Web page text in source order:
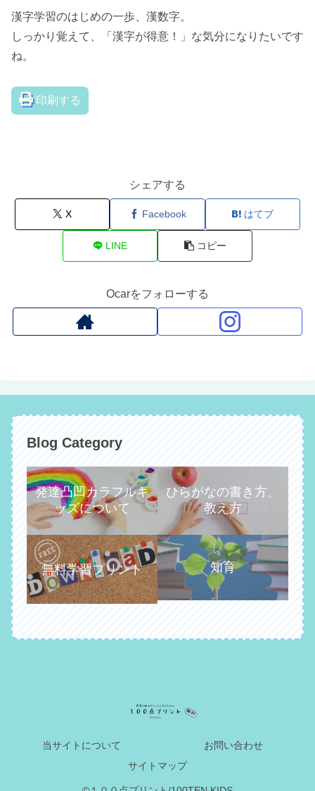
漢字学習のはじめの一歩、漢数字。
しっかり覚えて、「漢字が得意！」な気分になりたいです
ね。
印刷する
シェアする
X Facebook はてブ
LINE コピー
Ocarをフォローする
Blog Category
発達凸凹カラフルキ
ッズについて
ひらがなの書き方、
教え方
無料学習プリント 知育
当サイトについて
お問い合わせ
サイトマップ